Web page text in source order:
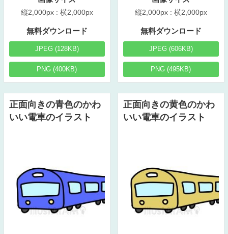
縦2,000px : 横2,000px
無料ダウンロード
JPEG (128KB)
PNG (400KB)
縦2,000px : 横2,000px
無料ダウンロード
JPEG (606KB)
PNG (495KB)
正面向きの青色のかわ
いい電車のイラスト
正面向きの黄色のかわ
いい電車のイラスト